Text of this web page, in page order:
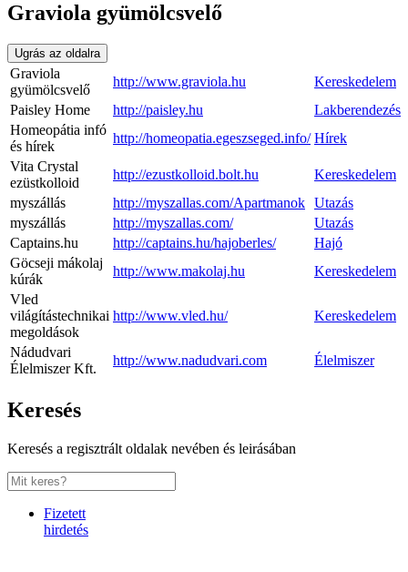
Graviola gyümölcsvelő
Ugrás az oldalra
Graviola
gyümölcsvelő
http://www.graviola.hu
Kereskedelem
Paisley Home
http://paisley.hu
Lakberendezés
Homeopátia infó
és hírek
http://homeopatia.egeszseged.info/ Hírek
Vita Crystal
ezüstkolloid
http://ezustkolloid.bolt.hu
Kereskedelem
myszállás
http://myszallas.com/Apartmanok Utazás
myszállás
http://myszallas.com/
Utazás
Captains.hu
http://captains.hu/hajoberles/
Hajó
Göcseji mákolaj
kúrák
http://www.makolaj.hu
Kereskedelem
Vled
világítástechnikai
megoldások
http://www.vled.hu/ Kereskedelem
Nádudvari
Élelmiszer Kft.
http://www.nadudvari.com Élelmiszer
Keresés
Keresés a regisztrált oldalak nevében és leirásában
Fizetett
hirdetés